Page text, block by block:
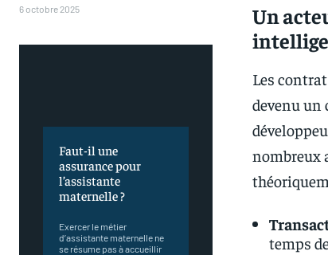
6 octobre 2025
Faut-il une
assurance pour
l’assistante
maternelle ?
Exercer le métier
d’assistante maternelle ne
se résume pas à accueillir
Un
Les
devenu un
nombreux
temps